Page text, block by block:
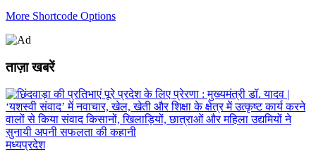
More Shortcode Options
ताज़ा खबरें
मध्यप्रदेश